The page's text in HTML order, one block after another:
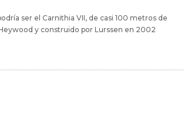
ser el Carnithia VII, de casi 100 metros de
y construido por Lurssen en 2002